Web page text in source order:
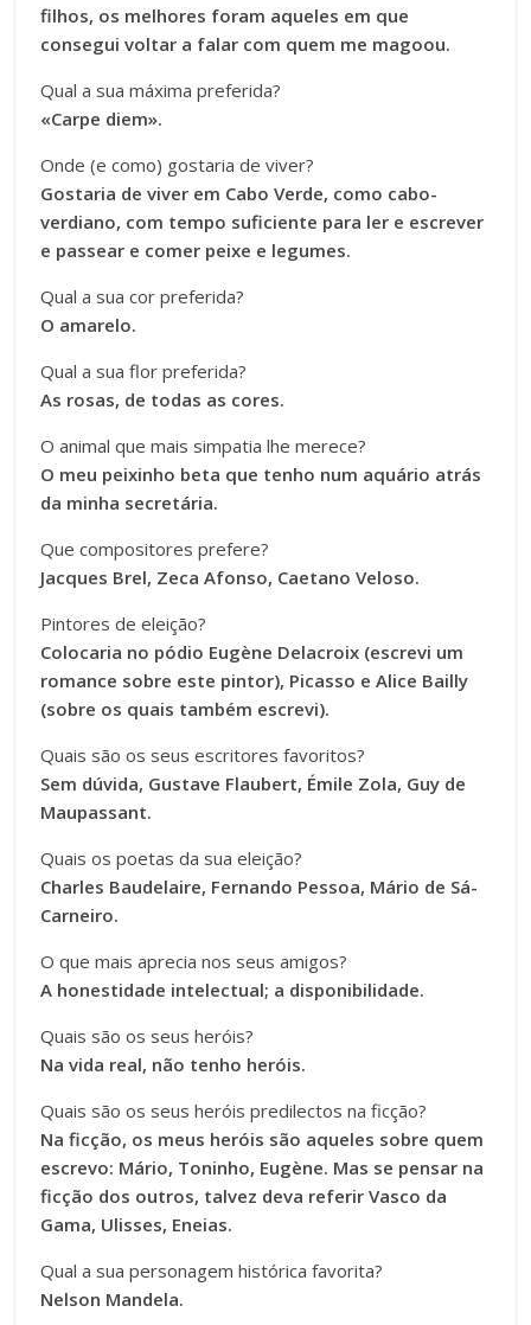
filhos, os melhores foram aqueles em que
consegui voltar a falar com quem me magoou.
Qual a sua máxima preferida?
«Carpe diem».
Onde (e como) gostaria de viver?
Gostaria de viver em Cabo Verde, como cabo-
verdiano, com tempo suficiente para ler e escrever
e passear e comer peixe e legumes.
Qual a sua cor preferida?
O amarelo.
Qual a sua flor preferida?
As rosas, de todas as cores.
O animal que mais simpatia lhe merece?
O meu peixinho beta que tenho num aquário atrás
da minha secretária.
Que compositores prefere?
Jacques Brel, Zeca Afonso, Caetano Veloso.
Pintores de eleição?
Colocaria no pódio Eugène Delacroix (escrevi um
romance sobre este pintor), Picasso e Alice Bailly
(sobre os quais também escrevi).
Quais são os seus escritores favoritos?
Sem dúvida, Gustave Flaubert, Émile Zola, Guy de
Maupassant.
Quais os poetas da sua eleição?
Charles Baudelaire, Fernando Pessoa, Mário de Sá-
Carneiro.
O que mais aprecia nos seus amigos?
A honestidade intelectual; a disponibilidade.
Quais são os seus heróis?
Na vida real, não tenho heróis.
Quais são os seus heróis predilectos na ficção?
Na ficção, os meus heróis são aqueles sobre quem
escrevo: Mário, Toninho, Eugène. Mas se pensar na
ficção dos outros, talvez deva referir Vasco da
Gama, Ulisses, Eneias.
Qual a sua personagem histórica favorita?
Nelson Mandela.